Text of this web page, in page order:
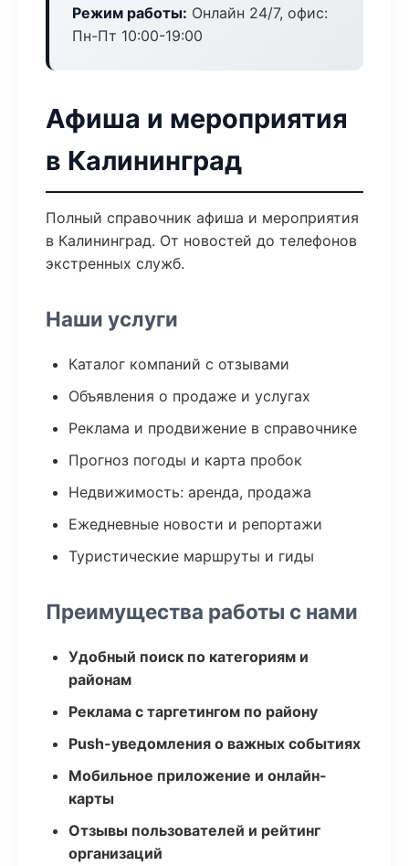
Режим работы: Онлайн 24/7, офис:
Пн-Пт 10:00-19:00
Афиша и мероприятия
в Калининград
Полный справочник афиша и мероприятия
в Калининград. От новостей до телефонов
экстренных служб.
Наши услуги
Каталог компаний с отзывами
Объявления о продаже и услугах
Реклама и продвижение в справочнике
Прогноз погоды и карта пробок
Недвижимость: аренда, продажа
Ежедневные новости и репортажи
Туристические маршруты и гиды
Преимущества работы с нами
Удобный поиск по категориям и
районам
Реклама с таргетингом по району
Push-уведомления о важных событиях
Мобильное приложение и онлайн-
карты
Отзывы пользователей и рейтинг
организаций